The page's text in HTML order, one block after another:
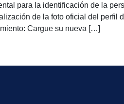
para la identificación de la
de la foto oficial del
Cargue su nueva […]